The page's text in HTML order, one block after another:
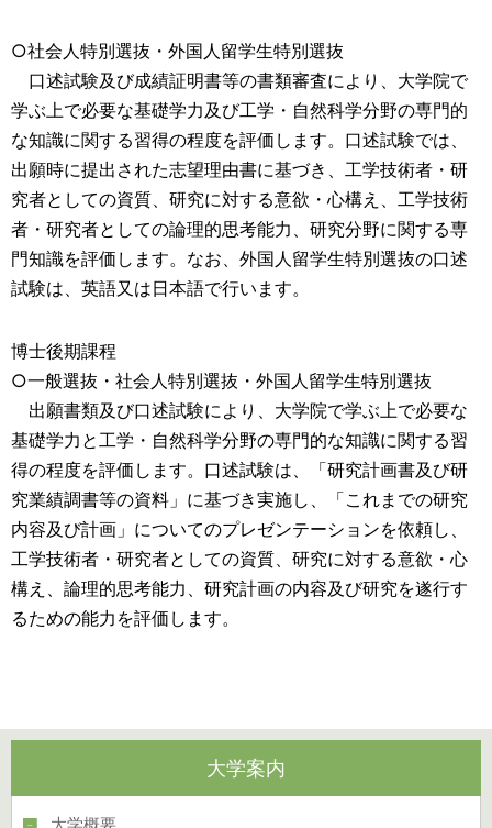
○社会人特別選抜・外国人留学生特別選抜
口述試験及び成績証明書等の書類審査により、大学院で
学ぶ上で必要な基礎学力及び工学・自然科学分野の専門的
な知識に関する習得の程度を評価します。口述試験では、
出願時に提出された志望理由書に基づき、工学技術者・研
究者としての資質、研究に対する意欲・心構え、工学技術
者・研究者としての論理的思考能力、研究分野に関する専
門知識を評価します。なお、外国人留学生特別選抜の口述
試験は、英語又は日本語で行います。
博士後期課程
○一般選抜・社会人特別選抜・外国人留学生特別選抜
出願書類及び口述試験により、大学院で学ぶ上で必要な
基礎学力と工学・自然科学分野の専門的な知識に関する習
得の程度を評価します。口述試験は、「研究計画書及び研
究業績調書等の資料」に基づき実施し、「これまでの研究
内容及び計画」についてのプレゼンテーションを依頼し、
工学技術者・研究者としての資質、研究に対する意欲・心
構え、論理的思考能力、研究計画の内容及び研究を遂行す
るための能力を評価します。
大学案内